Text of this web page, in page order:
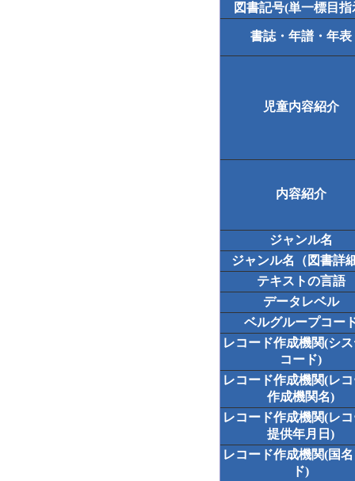
図書記号(単一標目指
書誌・年譜・年表
児童内容紹介
内容紹介
ジャンル名
ジャンル名（図書詳
テキストの言語
データレベル
ベルグループコー
レコード作成機関(シ
コード)
レコード作成機関(レ
作成機関名)
レコード作成機関(レ
提供年月日)
レコード作成機関(国
ド)